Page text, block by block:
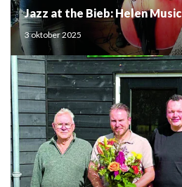
Jazz at the Bieb: Helen Music
3 oktober 2025